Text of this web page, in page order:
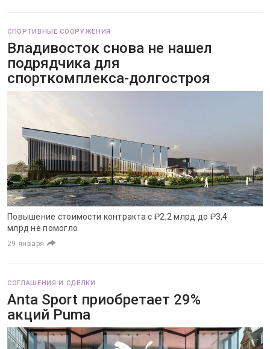
СПОРТИВНЫЕ СООРУЖЕНИЯ
Владивосток снова не нашел
подрядчика для
спорткомплекса-долгостроя
Повышение стоимости контракта с ₽2,2 млрд до ₽3,4
млрд не помогло
29 января
СОГЛАШЕНИЯ И СДЕЛКИ
Anta Sport приобретает 29%
акций Puma